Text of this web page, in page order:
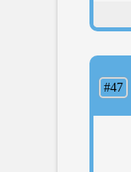
#47